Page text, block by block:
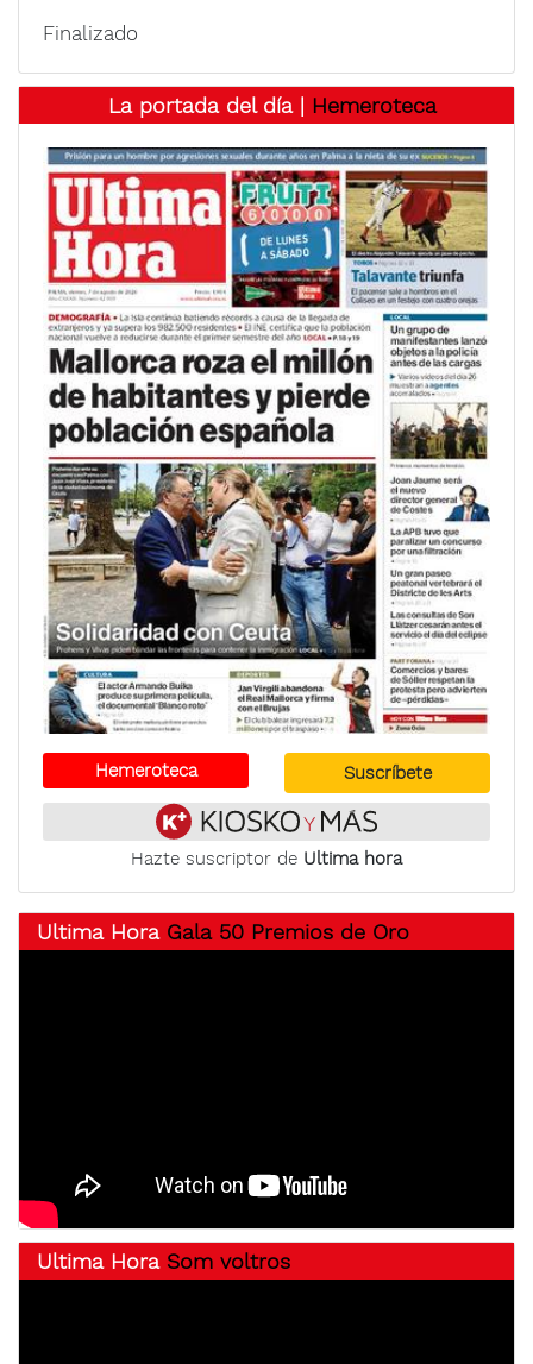
Finalizado
La portada del día | Hemeroteca
Hemeroteca Suscríbete
Hazte suscriptor de Ultima hora
Ultima Hora Gala 50 Premios de Oro
Ultima Hora Som voltros